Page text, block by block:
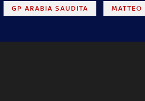
GP ARABIA SAUDITA MATTEO